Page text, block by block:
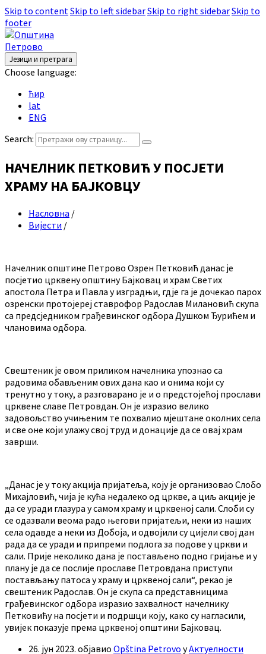
Skip to contentSkip to left sidebarSkip to right sidebarSkip to
footer
Језици и претрага
Choose language:
ћир
lat
ENG
Search:
НАЧЕЛНИК ПЕТКОВИЋ У ПОСЈЕТИ
ХРАМУ НА БАЈКОВЦУ
Насловна /
Вијести /
Начелник општине Петрово Озрен Петковић данас је
посјетио црквену општину Бајковац и храм Светих
апостола Петра и Павла у изградњи, гдје га је дочекао парох
озренски протојереј ставрофор Радослав Милановић скупа
са предсједником грађевинског одбора Душком Ђурићем и
члановима одбора.
Свештеник је овом приликом начелника упознао са
радовима обављеним ових дана као и онима који су
тренутно у току, а разговарано је и о предстојећој прослави
црквене славе Петровдан. Он је изразио велико
задовољство учињеним те похвалио мјештане околних села
и све оне који улажу свој труд и донације да се овај храм
заврши.
„Данас је у току акција пријатеља, коју је организовао Слобо
Михајловић, чија је кућа недалеко од цркве, а циљ акције је
да се уради глазура у самом храму и црквеној сали. Слоби су
се одазвали веома радо његови пријатељи, неки из наших
села одавде а неки из Добоја, и одвојили су цијели свој дан
рада да се уради и припреми подлога за подове у цркви и
сали. Прије неколико дана је постављено подно гријање и у
плану је да се послије прославе Петровдана приступи
постављању патоса у храму и црквеној сали“, рекао је
свештеник Радослав. Он је скупа са представницима
грађевинског одбора изразио захвалност начелнику
Петковићу на посјети и подршци коју, како су нагласили,
увијек показује према црквеној општини Бајковац.
26. јун 2023. објавио Opština Petrovo уАктуелности